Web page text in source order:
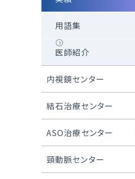
用語集
医師紹介
内視鏡センター
内視鏡センターにつ
いて
内視鏡治療
医師紹介
結石治療センター
結石治療センターに
ついて
ASO治療センター
ASO治療センターに
ついて
頸動脈センター